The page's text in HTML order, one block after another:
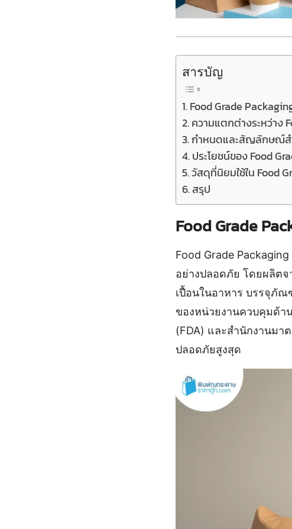
สารบัญ
Food Grade
ความแตกต่างระหว่าง
กำหนดและสัญลักษณ์ส
ประโยชน์ของ Food
วัสดุที่นิยมใช้ใน Food
สรุป
Food Grade
Food Grade
อย่างปลอดภัย โดยผลิต
เปื้อนในอาหาร บรรจุภั
ของหน่วยงานควบคุมด้า
(FDA) และสำนักงานมา
ปลอดภัยสูงสุด